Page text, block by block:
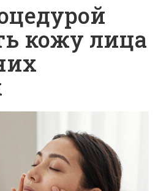
кожу лица